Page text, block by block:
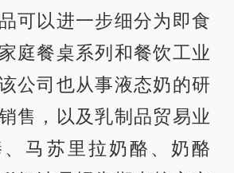
可以进一步细分为即食
庭餐桌系列和餐饮工业
公司也从事液态奶的研
售，以及乳制品贸易业
马苏里拉奶酪、奶酪